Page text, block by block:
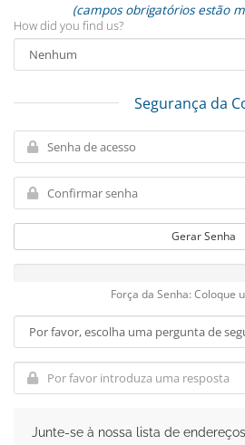
(campos obrigatórios estão
How did you find us?
Segurança da
Gerar Senha
Força da Senha: Coloque
Junte-se à nossa lista de endereços